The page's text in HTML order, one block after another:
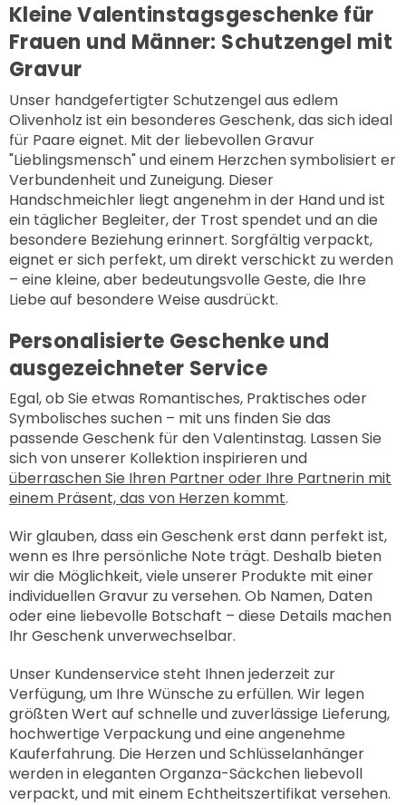
Kleine Valentinstagsgeschenke für
Frauen und Männer: Schutzengel mit
Gravur
Unser handgefertigter Schutzengel aus edlem
Olivenholz ist ein besonderes Geschenk, das sich ideal
für Paare eignet. Mit der liebevollenGravur
"Lieblingsmensch"und einem Herzchen symbolisiert er
Verbundenheit und Zuneigung. Dieser
Handschmeichler liegt angenehm in der Hand und ist
ein täglicher Begleiter, der Trost spendet und an die
besondere Beziehung erinnert. Sorgfältig verpackt,
eignet er sich perfekt, um direkt verschickt zu werden
– eine kleine, aber bedeutungsvolle Geste, die Ihre
Liebe auf besondere Weise ausdrückt.
Personalisierte Geschenke und
ausgezeichneter Service
Egal, ob Sie etwas Romantisches, Praktisches oder
Symbolisches suchen – mit uns finden Sie das
passende Geschenk für den Valentinstag. Lassen Sie
sich von unserer Kollektion inspirieren und
überraschen Sie Ihren Partner oder Ihre Partnerin mit
einem Präsent, das von Herzen kommt.
Wir glauben, dass ein Geschenk erst dann perfekt ist,
wenn es Ihre persönliche Note trägt. Deshalb bieten
wir die Möglichkeit, viele unserer Produkte mit einer
individuellen Gravur zu versehen. Ob Namen, Daten
oder eine liebevolle Botschaft – diese Details machen
Ihr Geschenk unverwechselbar.
Unser Kundenservice steht Ihnen jederzeit zur
Verfügung, um Ihre Wünsche zu erfüllen. Wir legen
größten Wert auf schnelle und zuverlässige Lieferung,
hochwertige Verpackung und eine angenehme
Kauferfahrung. Die Herzen und Schlüsselanhänger
werden in eleganten Organza-Säckchen liebevoll
verpackt, und mit einem Echtheitszertifikat versehen.